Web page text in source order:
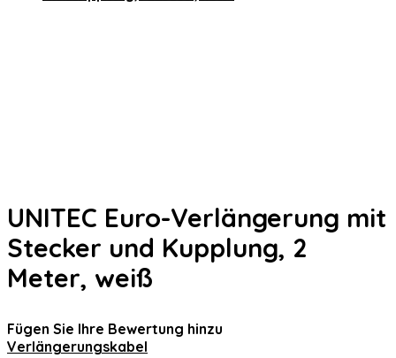
UNITEC Euro-Verlängerung mit
Stecker und Kupplung, 2
Meter, weiß
Fügen Sie Ihre Bewertung hinzu
Verlängerungskabel